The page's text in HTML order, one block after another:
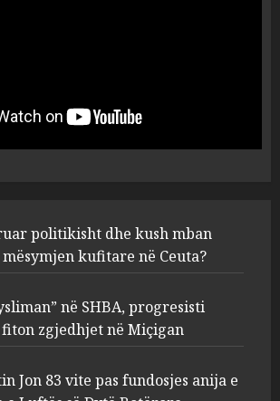
për mësymjen kufitare në
Ceuta?
AUGUST 6, 2026
SHBA, progresisti Abdul El-
Sayed fiton zgjedhjet në
Miçigan
pas fundosjes anija e rrallë
gjermane e Luftës së Dytë
politikisht dhe kush mban
kufitare në Ceuta?
në SHBA, progresisti
zgjedhjet në Miçigan
Jon 83 vite pas fundosjes anija e